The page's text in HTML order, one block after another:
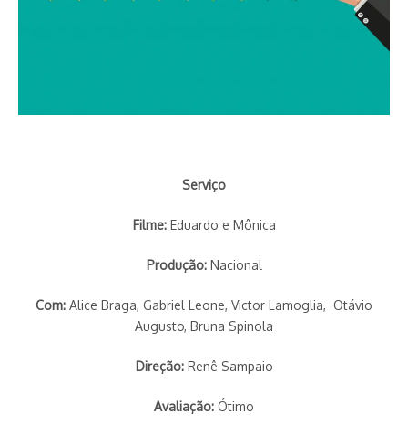
Serviço
Filme:Eduardo e Mônica
Produção:Nacional
Com: Alice Braga, Gabriel Leone, Victor Lamoglia, Otávio
Augusto, Bruna Spinola
Direção:Renê Sampaio
Avaliação: Ótimo